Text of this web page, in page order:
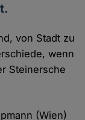
von Stadt zu
wenn
Steinersche
(Wien)